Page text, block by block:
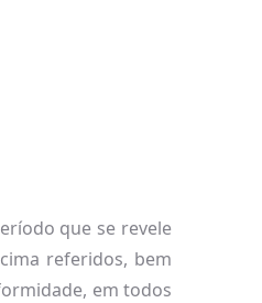
que se revele
referidos, bem
em todos